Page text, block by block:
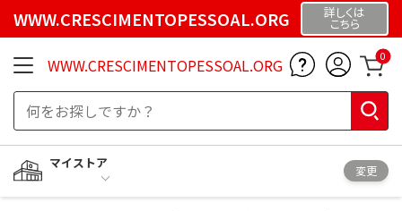
WWW.CRESCIMENTOPESSOAL.ORG 詳しくは
こちら
WWW.CRESCIMENTOPESSOAL.ORG 0
マイストア
変更